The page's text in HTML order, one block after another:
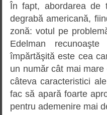
În fapt, abordarea de
degrabă americană,
zonă: votul pe
Edelman
împărtăşită este cea
un număr cât mai
câteva caracteristici
fac să apară foarte
pentru ademenire mai